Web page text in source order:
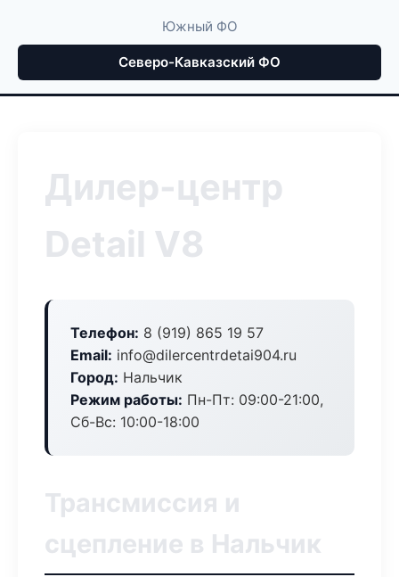
Южный ФО
Северо-Кавказский ФО
Дилер-центр
Detail V8
Телефон: 8 (919) 865 19 57
Email: info@dilercentrdetai904.ru
Город: Нальчик
Режим работы: Пн-Пт: 09:00-21:00,
Сб-Вс: 10:00-18:00
Трансмиссия и
сцепление в Нальчик